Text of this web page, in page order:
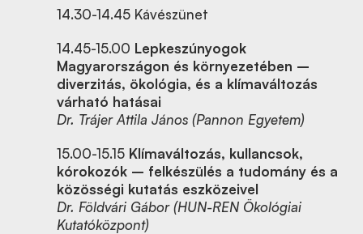
14.30-14.45 Kávészünet
14.45-15.00 Lepkeszúnyogok
Magyarországon és környezetében –
diverzitás, ökológia, és a klímaváltozás
várható hatásai
Dr. Trájer Attila János (Pannon Egyetem)
15.00-15.15 Klímaváltozás, kullancsok,
kórokozók – felkészülés a tudomány és a
közösségi kutatás eszközeivel
Dr. Földvári Gábor (HUN-REN Ökológiai
Kutatóközpont)